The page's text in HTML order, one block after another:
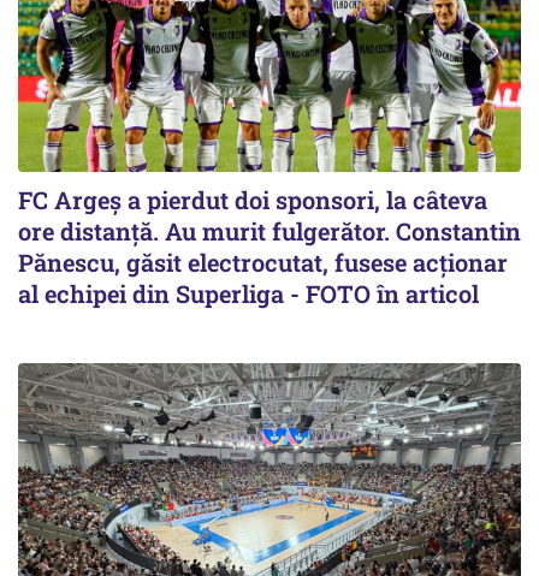
FC Argeș a pierdut doi sponsori, la câteva
ore distanță. Au murit fulgerător. Constantin
Pănescu, găsit electrocutat, fusese acționar
al echipei din Superliga - FOTO în articol